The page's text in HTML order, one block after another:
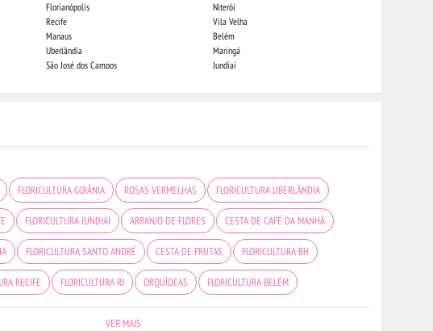
Florianópolis
Recife
Manaus
Uberlândia
São José dos Campos
Niterói
Vila Velha
Belém
Maringá
Jundiaí
FLORICULTURA GOIÂNIA ROSAS VERMELHAS FLORICULTURA UBERLÂNDIA
FLORICULTURA JUNDIAÍ ARRANJO DE FLORES CESTA DE CAFÉ DA MANHÃ
FLORICULTURA SANTO ANDRÉ CESTA DE FRUTAS FLORICULTURA BH
RECIFE FLORICULTURA RJ ORQUÍDEAS FLORICULTURA BELÉM
VER MAIS